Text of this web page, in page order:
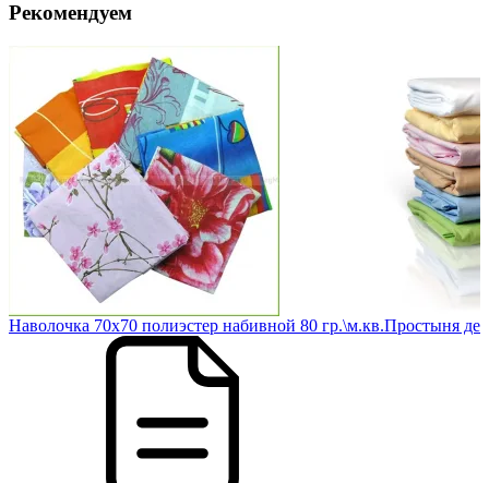
Рекомендуем
Наволочка 70х70 полиэстер набивной 80 гр.\м.кв.Простыня